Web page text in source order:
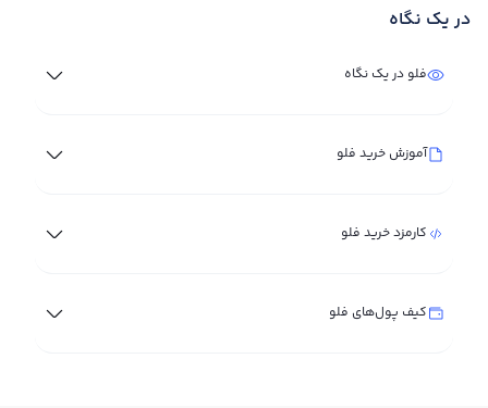
در یک نگاه
فلو در یک نگاه
آموزش خرید فلو
کارمزد خرید فلو
کیف پول‌های فلو